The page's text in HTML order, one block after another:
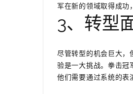
军在新的领域取得成功
3、转型
尽管转型的机会巨大，
验是一大挑战。拳击冠
他们需要通过系统的表